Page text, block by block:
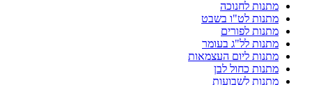
מתנות לחנוכה
מתנות לט"ו בשבט
מתנות לפורים
מתנות לל"ג בעומר
מתנות ליום העצמאות
מתנות כחול לבן
מתנות לשבועות